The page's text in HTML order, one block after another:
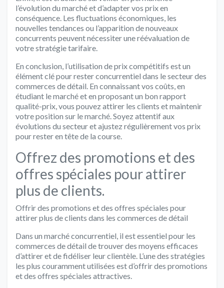
l’évolution du marché et d’adapter vos prix en
conséquence. Les fluctuations économiques, les
nouvelles tendances ou l’apparition de nouveaux
concurrents peuvent nécessiter une réévaluation de
votre stratégie tarifaire.
En conclusion, l’utilisation de prix compétitifs est un
élément clé pour rester concurrentiel dans le secteur des
commerces de détail. En connaissant vos coûts, en
étudiant le marché et en proposant un bon rapport
qualité-prix, vous pouvez attirer les clients et maintenir
votre position sur le marché. Soyez attentif aux
évolutions du secteur et ajustez régulièrement vos prix
pour rester en tête de la course.
Offrez des promotions et des
offres spéciales pour attirer
plus de clients.
Offrir des promotions et des offres spéciales pour
attirer plus de clients dans les commerces de détail
Dans un marché concurrentiel, il est essentiel pour les
commerces de détail de trouver des moyens efficaces
d’attirer et de fidéliser leur clientèle. L’une des stratégies
les plus couramment utilisées est d’offrir des promotions
et des offres spéciales attractives.